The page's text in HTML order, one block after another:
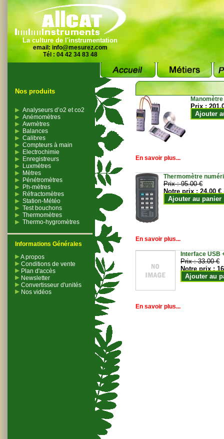
La culture de l'instrumentation
email: info@mesurez.com
Tél : 04 42 34 83 48
Nos produits
Analyseurs d’o2 et co2
Anémomètres
Awmètres
Balances
Calibres
Compteurs à main
Electrochimie
Enregistreurs
Luxmètres
Mètres
Pénétromètres
Ph-mètres
Réfractomètres
Station-Météo
Test bouchons
Thermomètres
Thermo-hygromètres
Informations Générales
A propos
Conditions de vente
Plan d'accès
Newsletter
Convertisseur d'unités
Nos vidéos
Prix :
Ajouter
En savoir plus...
Thermomètre
Prix :95.00 €
Notre prix :24.00 €
Ajouter au panier
En savoir plus...
Interface USB
Prix :33.00 €
Notre prix :
Ajouter au
En savoir plus...